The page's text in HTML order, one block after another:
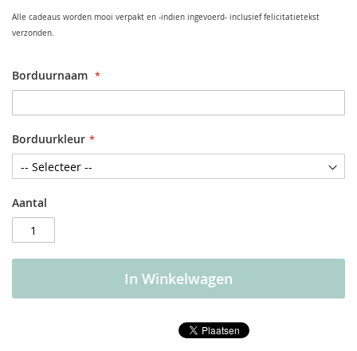
Alle cadeaus worden mooi verpakt en -indien ingevoerd- inclusief felicitatietekst
verzonden.
Borduurnaam
Borduurkleur
Aantal
In Winkelwagen